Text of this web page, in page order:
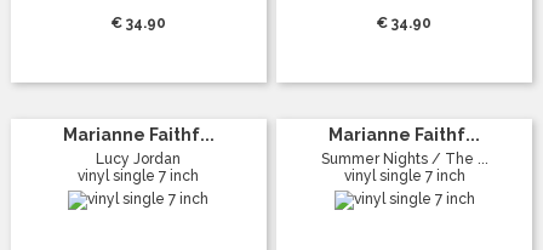
€ 34.90 € 34.90
Marianne Faithf...
Lucy Jordan
vinyl single 7 inch
Marianne Faithf...
Summer Nights / The ...
vinyl single 7 inch